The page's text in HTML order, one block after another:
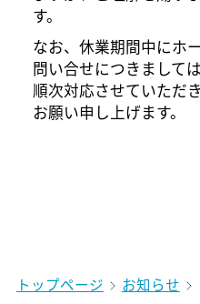
す。
なお、休業期間中にホ
問い合せにつきまして
順次対応させていただ
お願い申し上げます。
トップページ お知らせ